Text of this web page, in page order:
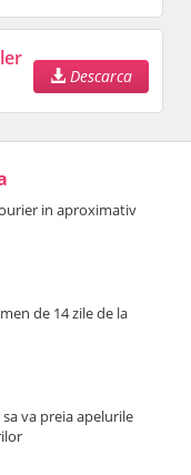
Descarca
in aproximativ
de 14 zile de la
va preia apelurile